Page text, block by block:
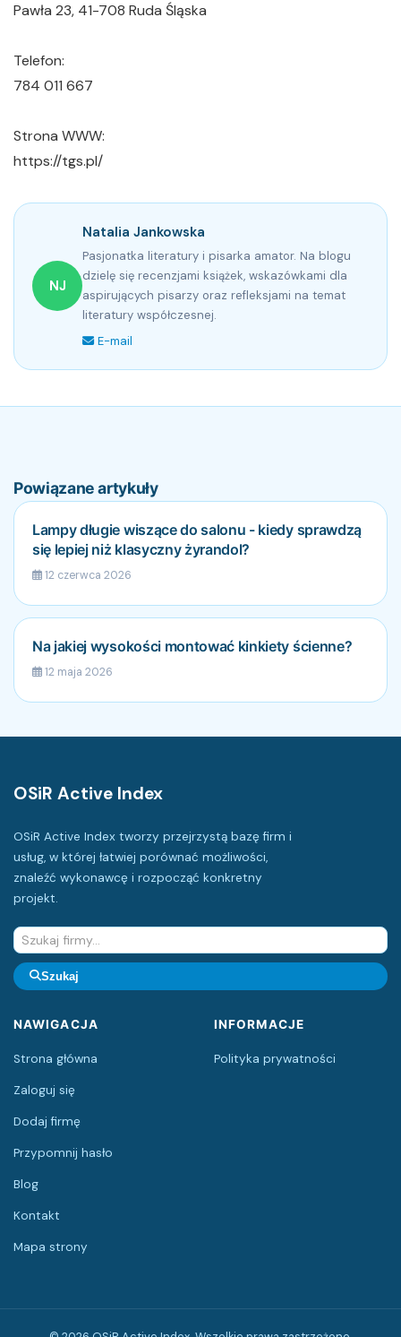
Pawła 23, 41-708 Ruda Śląska
Telefon:
784 011 667
Strona WWW:
https://tgs.pl/
NJ
Natalia Jankowska
Pasjonatka literatury i pisarka amator. Na blogu
dzielę się recenzjami książek, wskazówkami dla
aspirujących pisarzy oraz refleksjami na temat
literatury współczesnej.
E-mail
Powiązane artykuły
Lampy długie wiszące do salonu - kiedy sprawdzą
się lepiej niż klasyczny żyrandol?
12 czerwca 2026
Na jakiej wysokości montować kinkiety ścienne?
12 maja 2026
OSiR Active Index
OSiR Active Index tworzy przejrzystą bazę firm i
usług, w której łatwiej porównać możliwości,
znaleźć wykonawcę i rozpocząć konkretny
projekt.
Szukaj
NAWIGACJA
Strona główna
Zaloguj się
Dodaj firmę
Przypomnij hasło
Blog
Kontakt
Mapa strony
INFORMACJE
Polityka prywatności